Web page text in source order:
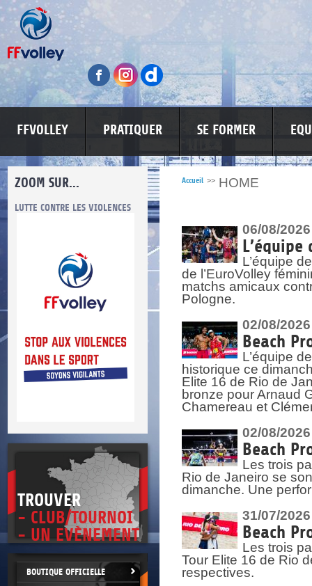
FFVOLLEY PRATIQUER SE FORMER
ZOOM SUR...
LUTTE CONTRE LES VIOLENCES MA PETITE SPONSO
>
TROUVER
- CLUB/TOURNOI
- UN EVÈNEMENT
BOUTIQUE OFFICIELLE
Accueil >> HOME
06/08/2026
L’équipe
L’équipe
de l’EuroVolley
matchs amicaux
Pologne.
02/08/2026
Beach
L’équipe
historique ce
Elite 16 de Rio de
bronze pour Arnaud
Chamereau et
02/08/2026
Beach
Les trois
Rio de Janeiro se
dimanche. Une
31/07/2026
Beach
Les trois
Tour Elite 16 de Rio
respectives.